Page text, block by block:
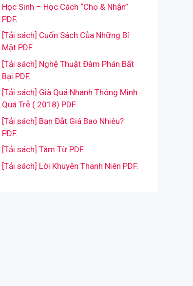
Học Sinh – Học Cách “Cho & Nhận”
PDF.
[Tải sách] Cuốn Sách Của Những Bí
Mật PDF.
[Tải sách] Nghệ Thuật Đàm Phán Bất
Bại PDF.
[Tải sách] Già Quá Nhanh Thông Minh
Quá Trễ ( 2018) PDF.
[Tải sách] Bạn Đắt Giá Bao Nhiêu?
PDF.
[Tải sách] Tâm Từ PDF.
[Tải sách] Lời Khuyên Thanh Niên PDF.